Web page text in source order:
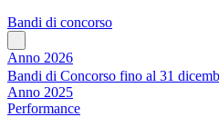
Bandi di concorso
Anno 2026
Bandi di Concorso fino al 31
Anno 2025
Performance